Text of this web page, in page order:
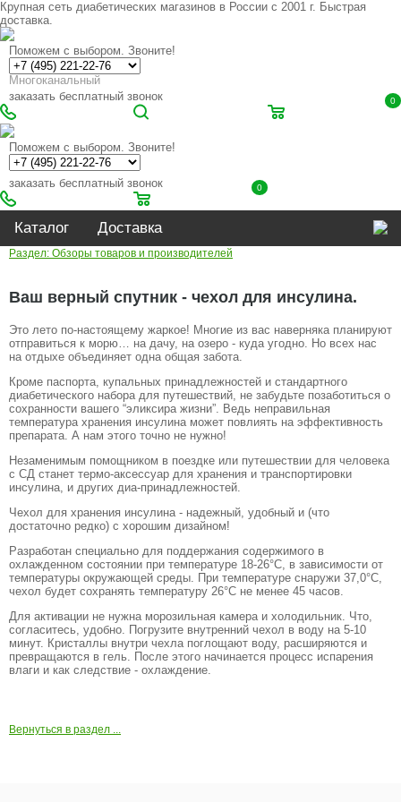
Крупная сеть диабетических магазинов в России с 2001 г. Быстрая
доставка.
Поможем с выбором. Звоните!
Многоканальный
заказать бесплатный звонок
0
Поможем с выбором. Звоните!
заказать бесплатный звонок 0
Каталог Доставка
Раздел: Обзоры товаров и производителей
Ваш верный спутник - чехол для инсулина.
Это лето по-настоящему жаркое! Многие из вас наверняка планируют
отправиться к морю… на дачу, на озеро - куда угодно. Но всех нас
на отдыхе объединяет одна общая забота.
Кроме паспорта, купальных принадлежностей и стандартного
диабетического набора для путешествий, не забудьте позаботиться о
сохранности вашего “эликсира жизни”. Ведь неправильная
температура хранения инсулина может повлиять на эффективность
препарата. А нам этого точно не нужно!
Незаменимым помощником в поездке или путешествии для человека
с СД станет термо-аксессуар для хранения и транспортировки
инсулина, и других диа-принадлежностей.
Чехол для хранения инсулина - надежный, удобный и (что
достаточно редко) с хорошим дизайном!
Разработан специально для поддержания содержимого в
охлажденном состоянии при температуре 18-26°C, в зависимости от
температуры окружающей среды. При температуре снаружи 37,0°C,
чехол будет сохранять температуру 26°C не менее 45 часов.
Для активации не нужна морозильная камера и холодильник. Что,
согласитесь, удобно. Погрузите внутренний чехол в воду на 5-10
минут. Кристаллы внутри чехла поглощают воду, расширяются и
превращаются в гель. После этого начинается процесс испарения
влаги и как следствие - охлаждение.
Вернуться в раздел ...